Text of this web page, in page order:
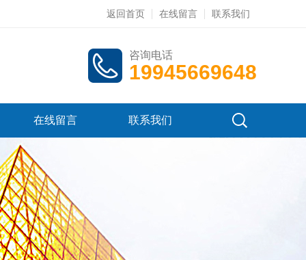
返回首页 在线留言 联系我们
咨询电话
19945669648
在线留言 联系我们